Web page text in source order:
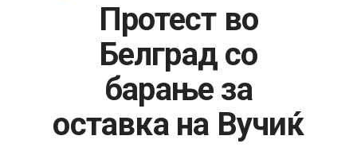
ЕКОНОМИЈА
ФИНАНСИИ
БАНКАРСТВО
ЖИВОТ
Протест во
Белград со
барање за
оставка на Вучиќ